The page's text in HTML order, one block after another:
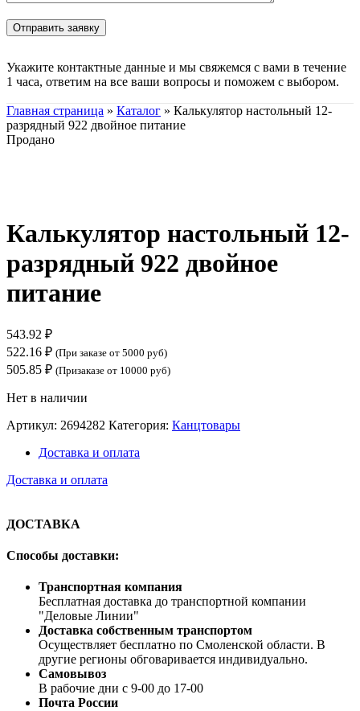
Укажите контактные данные и мы свяжемся с вами в течение
1 часа, ответим на все ваши вопросы и поможем с выбором.
Главная страница » Каталог » Калькулятор настольный 12-
разрядный 922 двойное питание
Продано
Калькулятор настольный 12-
разрядный 922 двойное
питание
543.92 ₽
522.16 ₽ (При заказе от 5000 руб)
505.85 ₽ (Призаказе от 10000 руб)
Нет в наличии
Артикул: 2694282 Категория: Канцтовары
Доставка и оплата
Доставка и оплата
ДОСТАВКА
Способы доставки:
Транспортная компания
Бесплатная доставка до транспортной компании
"Деловые Линии"
Доставка собственным транспортом
Осуществляет бесплатно по Смоленской области. В
другие регионы обговаривается индивидуально.
Самовывоз
В рабочие дни с 9-00 до 17-00
Почта России